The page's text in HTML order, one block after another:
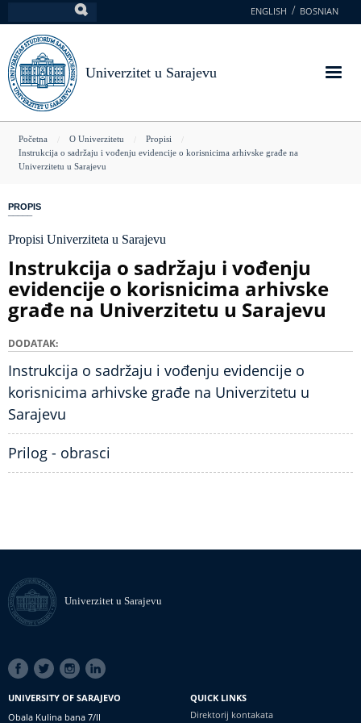
na
glavni
sadržaj
ENGLISH BOSNIAN
Univerzitet u Sarajevu
You
are
Početna O Univerzitetu
Propisi
Instrukcija o sadržaju i vođenju evidencije o korisnicima arhivske građe na
Univerzitetu u Sarajevu
PROPIS
Propisi Univerziteta u Sarajevu
Instrukcija o sadržaju i vođenju
evidencije o korisnicima arhivske
građe na Univerzitetu u Sarajevu
DODATAK
Instrukcija o sadržaju i vođenju evidencije o
korisnicima arhivske građe na Univerzitetu u
Sarajevu
Prilog - obrasci
Univerzitet u Sarajevu
SOCIAL
LINKS
UNIVERSITY OF SARAJEVO
Obala Kulina bana 7/II
QUICK LINKS
Direktorij kontakata